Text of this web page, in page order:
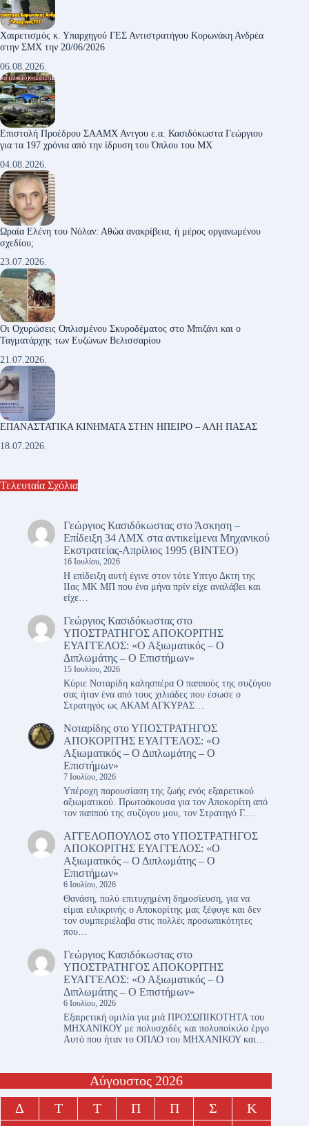
Χαιρετισμός κ. Υπαρχηγού ΓΕΣ Αντιστρατήγου Κορωνάκη Ανδρέα
στην ΣΜΧ την 20/06/2026
06.08.2026.
Επιστολή Προέδρου ΣΑΑΜΧ Αντγου ε.α. Κασιδόκωστα Γεώργιου
για τα 197 χρόνια από την ίδρυση του Όπλου του ΜΧ
04.08.2026.
Ωραία Ελένη του Νόλαν: Αθώα ανακρίβεια, ή μέρος οργανωμένου
σχεδίου;
23.07.2026.
Οι Οχυρώσεις Οπλισμένου Σκυροδέματος στο Μπιζάνι και ο
Ταγματάρχης των Ευζώνων Βελισσαρίου
21.07.2026.
ΕΠΑΝΑΣΤΑΤΙΚΑ ΚΙΝΗΜΑΤΑ ΣΤΗΝ ΗΠΕΙΡΟ – ΑΛΗ ΠΑΣΑΣ
18.07.2026.
Τελευταία Σχόλια
Γεώργιος Κασιδόκωστας στο Άσκηση –
Επίδειξη 34 ΛΜΧ στα αντικείμενα Μηχανικού
Εκστρατείας-Απρίλιος 1995 (ΒΙΝΤΕΟ)
16 Ιουλίου, 2026
Η επίδειξη αυτή έγινε στον τότε Υπτγο Δκτη της
ΙΙας ΜΚ ΜΠ που ένα μήνα πρίν είχε αναλάβει και
είχε…
Γεώργιος Κασιδόκωστας στο
ΥΠΟΣΤΡΑΤΗΓΟΣ ΑΠΟΚΟΡΙΤΗΣ
ΕΥΑΓΓΕΛΟΣ: «Ο Αξιωματικός – Ο
Διπλωμάτης – Ο Επιστήμων»
15 Ιουλίου, 2026
Κύριε Νοταρίδη καλησπέρα Ο παππούς της συζύγου
σας ήταν ένα από τους χιλιάδες που έσωσε ο
Στρατηγός ως ΑΚΑΜ ΑΓΚΥΡΑΣ…
Νοταρίδης στοΥΠΟΣΤΡΑΤΗΓΟΣ
ΑΠΟΚΟΡΙΤΗΣ ΕΥΑΓΓΕΛΟΣ: «Ο
Αξιωματικός – Ο Διπλωμάτης – Ο
Επιστήμων»
7 Ιουλίου, 2026
Υπέροχη παρουσίαση της ζωής ενός εξαιρετικού
αξιωματικού. Πρωτοάκουσα για τον Αποκορίτη από
τον παππού της συζύγου μου, τον Στρατηγό Γ.…
ΑΓΓΕΛΟΠΟΥΛΟΣ στοΥΠΟΣΤΡΑΤΗΓΟΣ
ΑΠΟΚΟΡΙΤΗΣ ΕΥΑΓΓΕΛΟΣ: «Ο
Αξιωματικός – Ο Διπλωμάτης – Ο
Επιστήμων»
6 Ιουλίου, 2026
Θανάση, πολύ επιτυχημένη δημοσίευση, για να
είμαι ειλικρινής ο Αποκορίτης μας ξέφυγε και δεν
τον συμπεριέλαβα στις πολλές προσωπικότητες
που…
Γεώργιος Κασιδόκωστας στο
ΥΠΟΣΤΡΑΤΗΓΟΣ ΑΠΟΚΟΡΙΤΗΣ
ΕΥΑΓΓΕΛΟΣ: «Ο Αξιωματικός – Ο
Διπλωμάτης – Ο Επιστήμων»
6 Ιουλίου, 2026
Εξαιρετική ομιλία για μιά ΠΡΟΣΩΠΙΚΟΤΗΤΑ του
ΜΗΧΑΝΙΚΟΥ με πολυσχιδές και πολυποίκιλο έργο
Αυτό που ήταν το ΟΠΛΟ του ΜΗΧΑΝΙΚΟΥ και…
Αύγουστος 2026
Δ
Τ Τ Π Π Σ
Κ